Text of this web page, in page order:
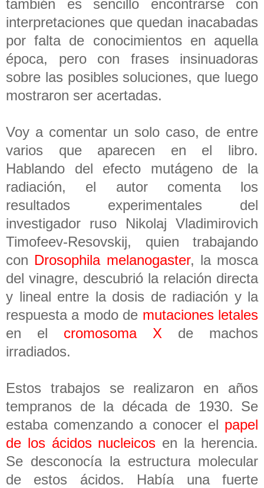
también es sencillo encontrarse con
interpretaciones que quedan inacabadas
por falta de conocimientos en aquella
época, pero con frases insinuadoras
sobre las posibles soluciones, que luego
mostraron ser acertadas.
Voy a comentar un solo caso, de entre
varios que aparecen en el libro.
Hablando del efecto mutágeno de la
radiación, el autor comenta los
resultados experimentales del
investigador ruso Nikolaj Vladimirovich
Timofeev-Resovskij, quien trabajando
con Drosophila melanogaster, la mosca
del vinagre, descubrió la relación directa
y lineal entre la dosis de radiación y la
respuesta a modo de mutaciones letales
en el cromosoma X de machos
irradiados.
Estos trabajos se realizaron en años
tempranos de la década de 1930. Se
estaba comenzando a conocer el papel
de los ácidos nucleicos en la herencia.
Se desconocía la estructura molecular
de estos ácidos. Había una fuerte